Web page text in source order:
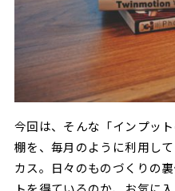
今回は、そんな「インプッ
棚を、毎月のように利用し
カス。日々のものづくりの